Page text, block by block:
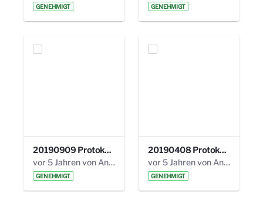
GENEHMIGT GENEHMIGT
20190909 Protokoll 27. Steuerungskreis.pdf
vor 5 Jahren von Anni Schlumberger
GENEHMIGT
20190408 Protokoll 26. Steuerungskreis.pdf
vor 5 Jahren von Anni Schlumberger
GENEHMIGT